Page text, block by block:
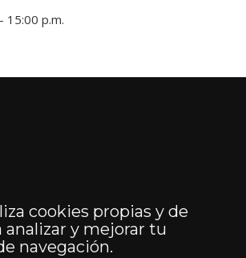
15:00 p.m.
cookies propias y de
analizar y mejorar tu
navegación.